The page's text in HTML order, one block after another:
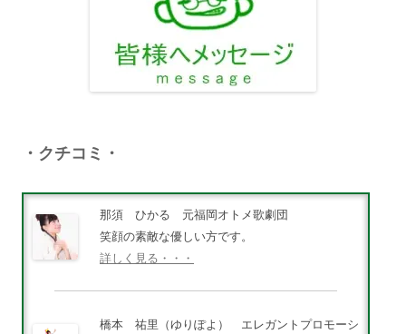
・クチコミ・
那須 ひかる 元福岡オトメ歌劇団
笑顔の素敵な優しい方です。
詳しく見る・・・
橋本 祐里（ゆりぽよ） エレガントプロモーシ